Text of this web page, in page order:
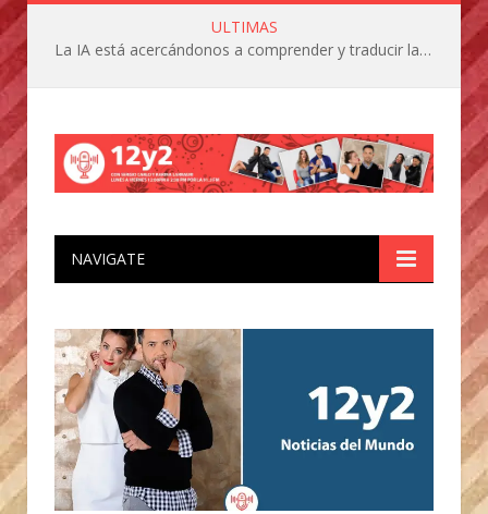
ULTIMAS
Google actualizó sus guías éticas en el uso de la Inteligencia ArtificIal
NAVIGATE